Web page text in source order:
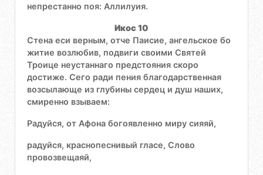
непрестанно поя: Аллилуия.
Икос 10
Стена еси верным, отче Паисие, ангельское бо
житие возлюбив, подвиги своими Святей
Троице неустаннаго предстояния скоро
достиже. Сего ради пения благодарственная
возсылающе из глубины сердец и душ наших,
смиренно взываем:
Радуйся, от Афона богоявленно миру сияяй,
радуйся, краснопеснивый гласе, Слово
провозвещаяй,